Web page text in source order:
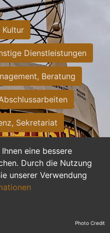
eine bessere
Durch die Nutzung
unserer Verwendung
Kultur
Dienstleistungen
Beratung
Sekretariat
Ausbildung
Photo Credit